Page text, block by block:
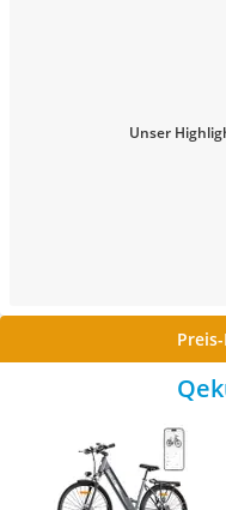
Unser